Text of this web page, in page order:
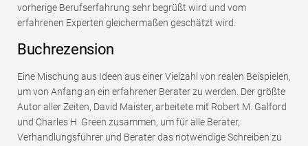
vorherige Berufserfahrung sehr begrüßt wird und vom
erfahrenen Experten gleichermaßen geschätzt wird.
Buchrezension
Eine Mischung aus Ideen aus einer Vielzahl von realen Beispielen,
um von Anfang an ein erfahrener Berater zu werden. Der größte
Autor aller Zeiten, David Maister, arbeitete mit Robert M. Galford
und Charles H. Green zusammen, um für alle Berater,
Verhandlungsführer und Berater das notwendige Schreiben zu